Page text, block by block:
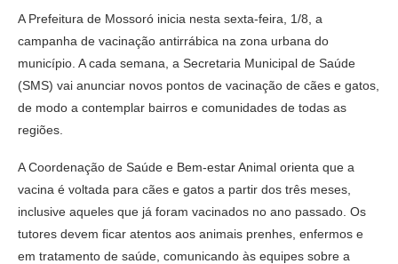
A Prefeitura de Mossoró inicia nesta sexta-feira, 1/8, a
campanha de vacinação antirrábica na zona urbana do
município. A cada semana, a Secretaria Municipal de Saúde
(SMS) vai anunciar novos pontos de vacinação de cães e gatos,
de modo a contemplar bairros e comunidades de todas as
regiões.
A Coordenação de Saúde e Bem-estar Animal orienta que a
vacina é voltada para cães e gatos a partir dos três meses,
inclusive aqueles que já foram vacinados no ano passado. Os
tutores devem ficar atentos aos animais prenhes, enfermos e
em tratamento de saúde, comunicando às equipes sobre a